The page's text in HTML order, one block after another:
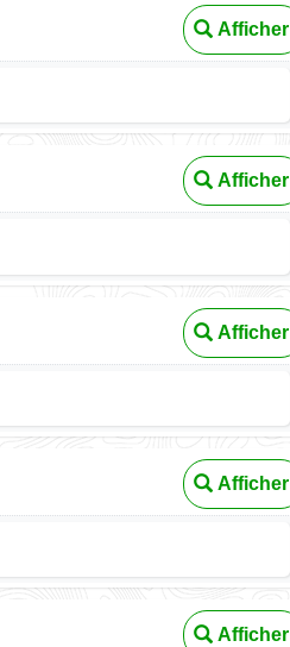
Afficher
Afficher
Afficher
Afficher
Afficher